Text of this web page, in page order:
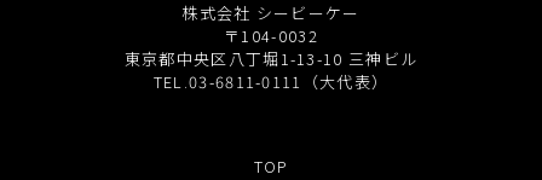
株式会社 シービーケー
〒104-0032
東京都中央区八丁堀1-13-10 三神ビル
TEL.03-6811-0111（大代表）
TOP